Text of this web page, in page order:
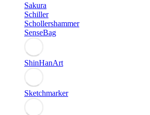
Sakura
Schiller
Schollershammer
SenseBag
ShinHanArt
Sketchmarker